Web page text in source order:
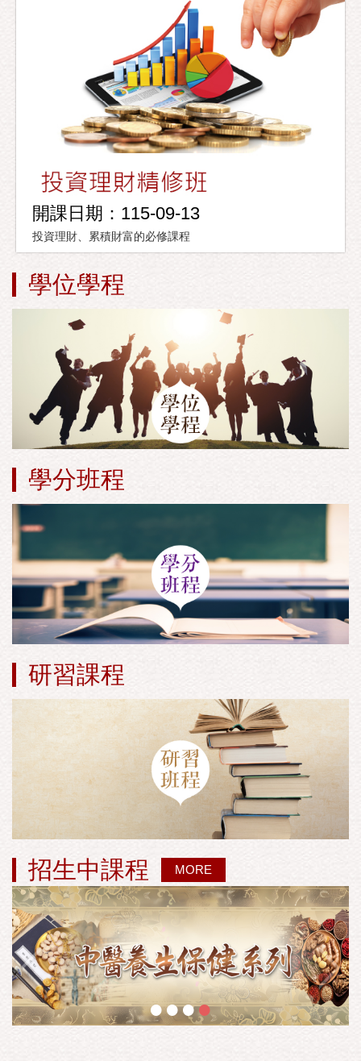
開課日期：115-09-13
投資理財、累積財富的必修課程
學位學程
學分班程
研習課程
招生中課程 MORE
••••